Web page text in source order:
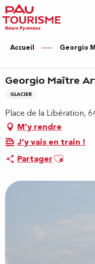
Aller
au
contenu
principal
Accueil Georgio
Georgio Maître
GLACIER
Place de la Libération,
M'y rendre
J'y vais en train !
PartagerAjouter aux